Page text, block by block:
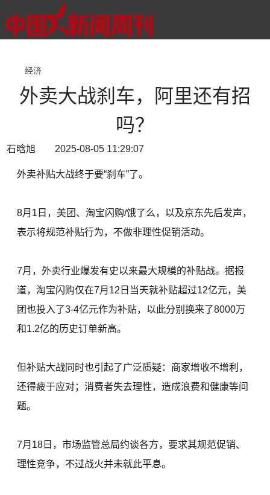
经济
外卖大战刹车，阿里还有招
吗？
石晗旭 2025-08-05 11:29:07
外卖补贴大战终于要“刹车”了。
8月1日，美团、淘宝闪购/饿了么，以及京东先后发声，
表示将规范补贴行为，不做非理性促销活动。
7月，外卖行业爆发有史以来最大规模的补贴战。据报
道，淘宝闪购仅在7月12日当天就补贴超过12亿元，美
团也投入了3-4亿元作为补贴，以此分别换来了8000万
和1.2亿的历史订单新高。
但补贴大战同时也引起了广泛质疑：商家增收不增利，
还得疲于应对；消费者失去理性，造成浪费和健康等问
题。
7月18日，市场监管总局约谈各方，要求其规范促销、
理性竞争，不过战火并未就此平息。